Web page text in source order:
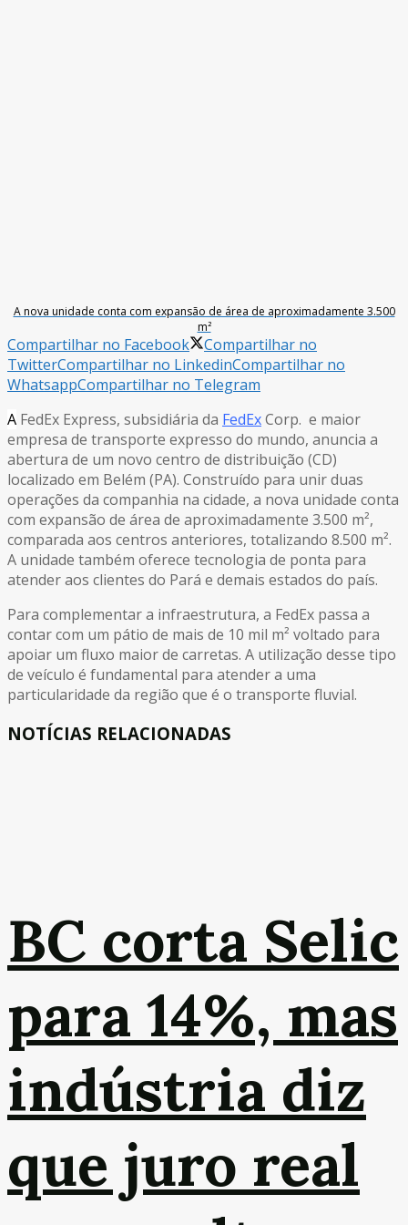
A nova unidade conta com expansão de área de aproximadamente 3.500
m²
Compartilhar no Facebook
Compartilhar no
TwitterCompartilhar no LinkedinCompartilhar no
WhatsappCompartilhar no Telegram
A FedEx Express, subsidiária da FedExCorp. e maior
empresa de transporte expresso do mundo, anuncia a
abertura de um novo centro de distribuição (CD)
localizado em Belém (PA). Construído para unir duas
operações da companhia na cidade, a nova unidade conta
com expansão de área de aproximadamente 3.500 m²,
comparada aos centros anteriores, totalizando 8.500 m².
A unidade também oferece tecnologia de ponta para
atender aos clientes do Pará e demais estados do país.
Para complementar a infraestrutura, a FedEx passa a
contar com um pátio de mais de 10 mil m² voltado para
apoiar um fluxo maior de carretas. A utilização desse tipo
de veículo é fundamental para atender a uma
particularidade da região que é o transporte fluvial.
NOTÍCIAS RELACIONADAS
BC corta Selic
para 14%, mas
indústria diz
que juro real